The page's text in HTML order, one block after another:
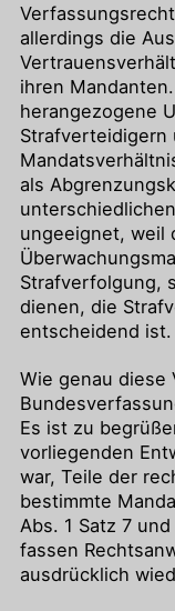
allerdings die
ihren
herangezogene
Strafverteidigern
als
ungeeignet, weil
Strafverfolgung,
dienen, die
entscheidend ist.
Wie genau diese
Es ist zu
vorliegenden
war, Teile der
bestimmte
Abs. 1 Satz 7
fassen
ausdrücklich